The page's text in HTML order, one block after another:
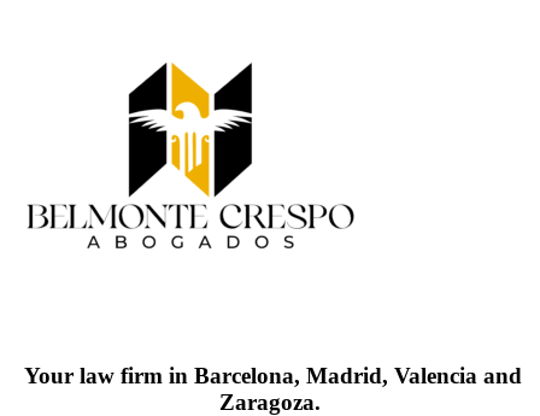
Your law firm in Barcelona, Madrid, Valencia and
Zaragoza.